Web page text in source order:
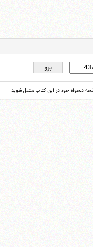
دلخواه خود در این کتاب منتقل شوید